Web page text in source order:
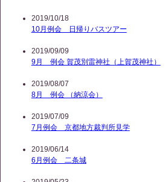
2019/10/18
10月例会 日帰りバスツアー
2019/09/09
9月 例会 賀茂別雷神社（上賀茂神社）
2019/08/07
8月 例会 （納涼会）
2019/07/09
7月例会 京都地方裁判所見学
2019/06/14
6月例会 二条城